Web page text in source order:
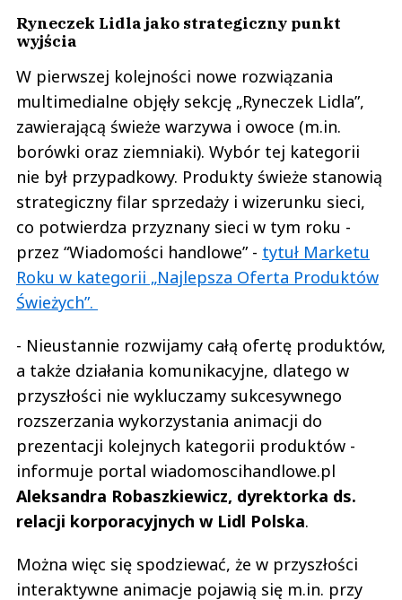
Ryneczek Lidla jako strategiczny punkt
wyjścia
W pierwszej kolejności nowe rozwiązania
multimedialne objęły sekcję „Ryneczek Lidla”,
zawierającą świeże warzywa i owoce (m.in.
borówki oraz ziemniaki). Wybór tej kategorii
nie był przypadkowy. Produkty świeże stanowią
strategiczny filar sprzedaży i wizerunku sieci,
co potwierdza przyznany sieci w tym roku -
przez “Wiadomości handlowe” - tytuł Marketu
Roku w kategorii „Najlepsza Oferta Produktów
Świeżych”.
- Nieustannie rozwijamy całą ofertę produktów,
a także działania komunikacyjne, dlatego w
przyszłości nie wykluczamy sukcesywnego
rozszerzania wykorzystania animacji do
prezentacji kolejnych kategorii produktów -
informuje portal wiadomoscihandlowe.pl
Aleksandra Robaszkiewicz, dyrektorka ds.
relacji korporacyjnych w Lidl Polska.
Można więc się spodziewać, że w przyszłości
interaktywne animacje pojawią się m.in. przy